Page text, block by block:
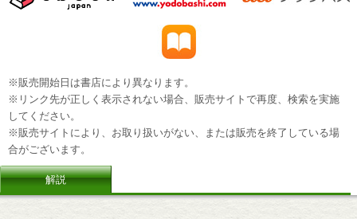
※販売開始日は書店により異なります。
※リンク先が正しく表示されない場合、販売サイトで再度、検索を実施
してください。
※販売サイトにより、お取り扱いがない、または販売を終了している場
合がございます。
解説